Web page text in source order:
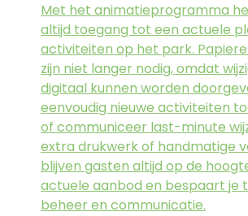
Met het animatieprogramma
altijd toegang tot een actuele
activiteiten op het park.
zijn niet langer nodig, omdat
digitaal kunnen worden
eenvoudig nieuwe activiteiten
of communiceer last-minute
extra drukwerk of handmatige
blijven gasten altijd op de
actuele aanbod en bespaart je
beheer en communicatie.